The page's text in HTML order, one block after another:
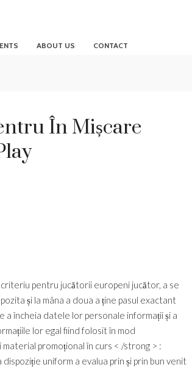
ABOUT US CONTACT
În Mișcare
pentru jucătorii europeni jucător, a se
și la mâna a doua a ține pasul exactant
încheia datele lor personale informații și a
lor egal fiind folosit în mod
promoțional în curs < /strong > :
uniform a evalua prin și prin bun venit